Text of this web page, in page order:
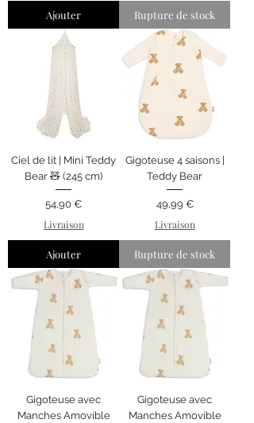
Ajouter Rupture de stock
Ciel de lit | Mini Teddy
Bear 🧸 (245 cm)
Prix
54,90 €
Livraison
Ajouter
Gigoteuse 4 saisons |
Teddy Bear
Prix
49,99 €
Livraison
Rupture de stock
Gigoteuse avec
Manches Amovible
Gigoteuse avec
Manches Amovible